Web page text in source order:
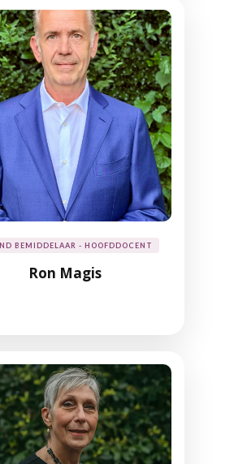
BEMIDDELAAR - HOOFDDOCENT
Ron Magis